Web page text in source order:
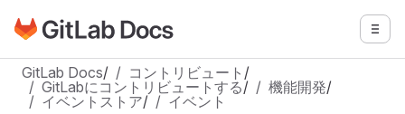
メインコンテンツにスキップ
GitLabドキュメントのホームページに移動 メニ
GitLab Docs/ コントリビュート /
GitLabにコントリビュートする/ 機能開発/
イベントストア/
イベント